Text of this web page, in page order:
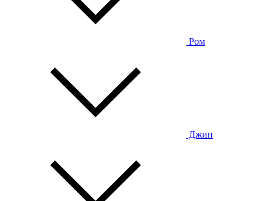
Ром
Джин